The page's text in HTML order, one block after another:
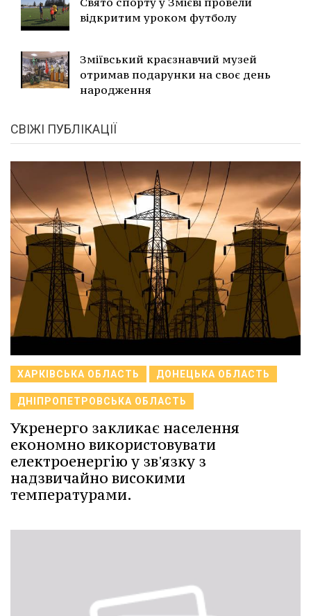
відкритим уроком футболу
Зміївський краєзнавчий музей
отримав подарунки на своє день
народження
СВІЖІ ПУБЛІКАЦІЇ
ХАРКІВСЬКА ОБЛАСТЬ ДОНЕЦЬКА ОБЛАСТЬ
ДНІПРОПЕТРОВСЬКА ОБЛАСТЬ
Укренерго закликає населення
економно використовувати
електроенергію у зв'язку з
надзвичайно високими
температурами.